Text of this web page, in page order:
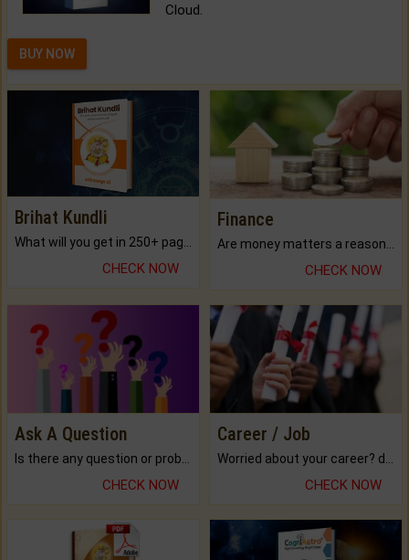
Cloud.
BUY NOW
Brihat Kundli
CHECK NOW
Finance
CHECK NOW
Ask A Question
CHECK NOW
Career / Job
CHECK NOW